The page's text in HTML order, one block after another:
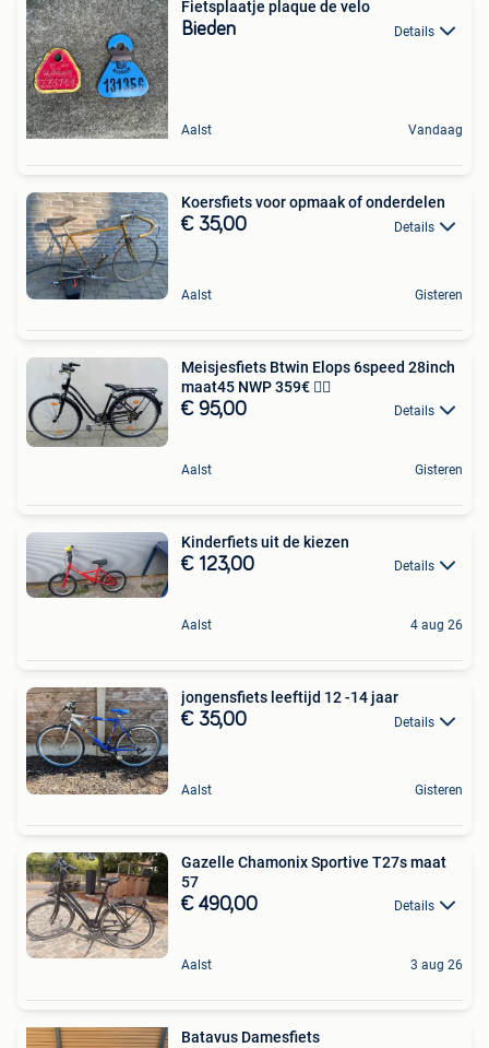
Fietsplaatje plaque de velo
Bieden Details
Aalst Vandaag
Koersfiets voor opmaak of onderdelen
€ 35,00 Details
Aalst Gisteren
Meisjesfiets Btwin Elops 6speed 28inch
maat45 NWP 359€ 🚴‍♂️
€ 95,00 Details
Aalst Gisteren
Kinderfiets uit de kiezen
€ 123,00 Details
Aalst 4 aug 26
jongensfiets leeftijd 12 -14 jaar
€ 35,00 Details
Aalst Gisteren
Gazelle Chamonix Sportive T27s maat
57
€ 490,00 Details
Aalst 3 aug 26
Batavus Damesfiets